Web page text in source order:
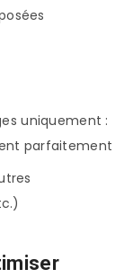
uniquement :
parfaitement